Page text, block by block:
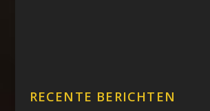
RECENTE BERICHTEN